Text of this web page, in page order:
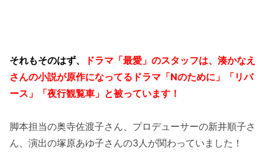
それもそのはず、
ドラマ「最愛」のスタッフは、湊かなえ
さんの小説が原作になってるドラマ「Nのために」「リバ
ース」「夜行観覧車」と被っています！
脚本担当の奥寺佐渡子さん、プロデューサーの新井順子さ
ん、演出の塚原あゆ子さんの3人が関わっていました！